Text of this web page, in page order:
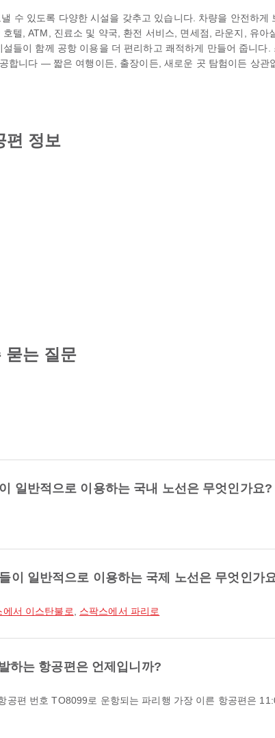
수 있도록 다양한 시설을 갖추고 있습니다. 차량을 안전하
텔, ATM, 진료소 및 약국, 환전 서비스, 면세점, 라운지, 유
들이 함께 공항 이용을 더 편리하고 쾌적하게 만들어 줍니
합니다 — 짧은 여행이든, 출장이든, 새로운 곳 탐험이든 상
편 정보
묻는 질문
일반적으로 이용하는 국내 노선은 무엇인가요?
이 일반적으로 이용하는 국제 노선은 무엇인가
에서 이스탄불로 스팍스에서 파리로
하는 항공편은 언제입니까?